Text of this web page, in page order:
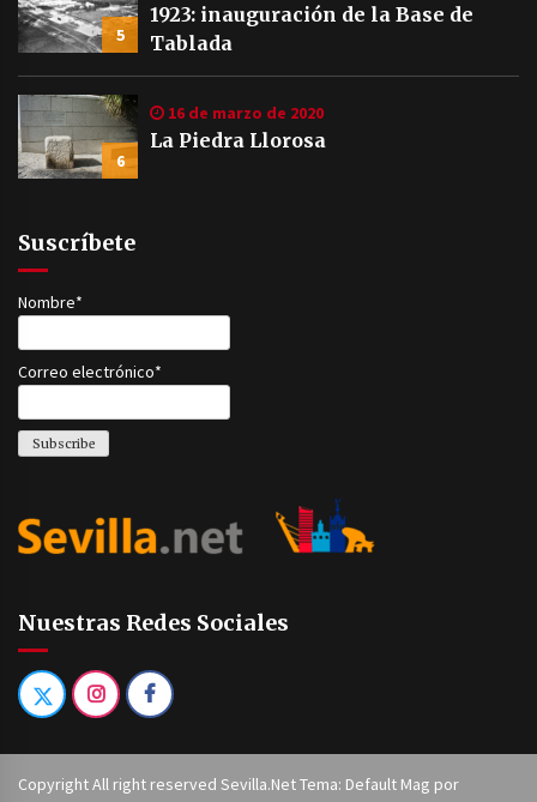
5
1923: inauguración de la Base de
Tablada
6
16 de marzo de 2020
La Piedra Llorosa
Suscríbete
Nombre*
Correo electrónico*
Nuestras Redes Sociales
Copyright All right reserved Sevilla.Net Tema: Default Mag por